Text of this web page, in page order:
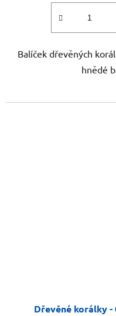
Balíček dřevěných
hnědé
Dřevěné korálky -